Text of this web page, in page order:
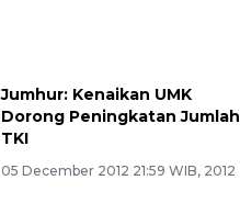
Jumhur: Kenaikan UMK
Dorong Peningkatan Jumlah
TKI
05 December 2012 21:59 WIB, 2012